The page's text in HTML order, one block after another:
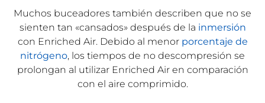
Muchos buceadores también describen que no se
sienten tan «cansados» después de la inmersión
con Enriched Air. Debido al menor porcentaje de
nitrógeno, los tiempos de no descompresión se
prolongan al utilizar Enriched Air en comparación
con el aire comprimido.